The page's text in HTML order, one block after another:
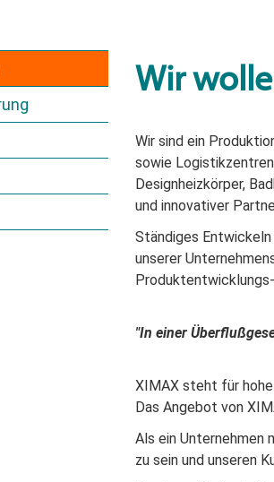
Wir
Wir sind ein
sowie
Designheizkörper,
und innovativer
Ständiges
unserer
"In einer
XIMAX steht für
Das Angebot von
Als ein Unternehmen
zu sein und unseren